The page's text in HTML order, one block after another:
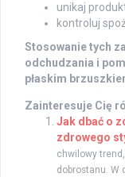
unikaj
kontroluj
Stosowanie tych
odchudzania i
płaskim
Zainteresuje Cię
Jak dbać o
zdrowego
chwilowy
dobrostanu. W